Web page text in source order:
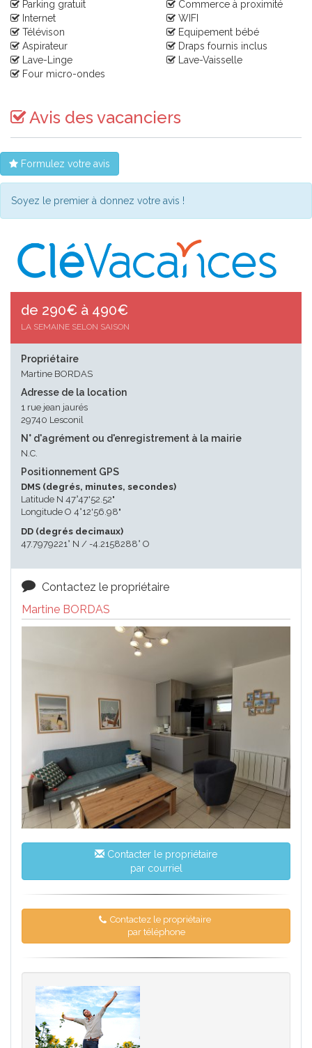
Parking gratuit
Commerce à proximité
Internet
WIFI
Télévison
Equipement bébé
Aspirateur
Draps fournis inclus
Lave-Linge
Lave-Vaisselle
Four micro-ondes
Avis des vacanciers
Formulez votre avis
Soyez le premier à donnez votre avis !
de 290€ à 490€
LA SEMAINE SELON SAISON
Propriétaire
Martine BORDAS
Adresse de la location
1 rue jean jaurés
29740 Lesconil
N° d'agrément ou d'enregistrement à la mairie
N.C.
Positionnement GPS
DMS (degrés, minutes, secondes)
Latitude N 47°47'52.52"
Longitude O 4°12'56.98"
DD (degrés decimaux)
47.7979221° N / -4.2158288° O
Contactez le propriétaire
Martine BORDAS
Contacter le propriétaire
par courriel
Contactez le propriétaire
par téléphone